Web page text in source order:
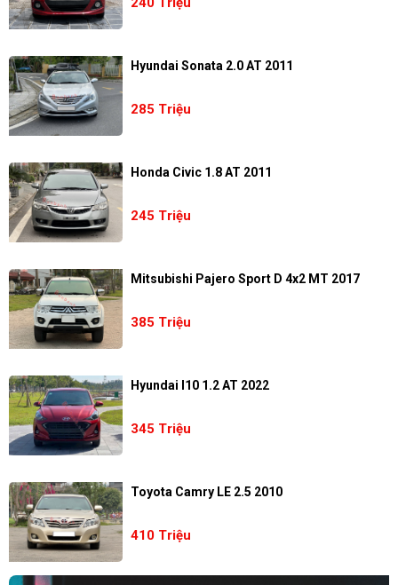
Hyundai Sonata 2.0 AT 2011
285 Triệu
Honda Civic 1.8 AT 2011
245 Triệu
Mitsubishi Pajero Sport D 4x2 MT 2017
385 Triệu
Hyundai I10 1.2 AT 2022
345 Triệu
Toyota Camry LE 2.5 2010
410 Triệu